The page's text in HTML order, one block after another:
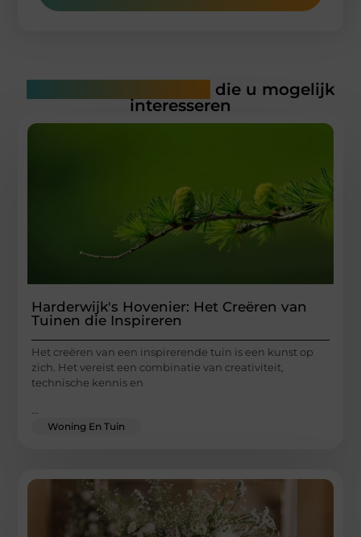
die u mogelijk
interesseren
Harderwijk's Hovenier: Het Creëren van
Tuinen die Inspireren
Het creëren van een inspirerende tuin is een kunst op
zich. Het vereist een combinatie van creativiteit,
technische kennis en
Woning En Tuin